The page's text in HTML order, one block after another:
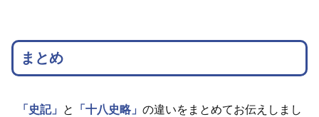
まとめ
「史記」 と 「十八史略」 の違いをまとめてお伝えしまし